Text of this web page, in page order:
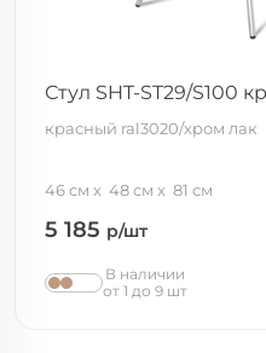
Стул SHT-ST29/S100
красный ral3020/хром лак
46 см 48 см 81 см
5 185 р/шт
В наличии
от 1 до 9 шт